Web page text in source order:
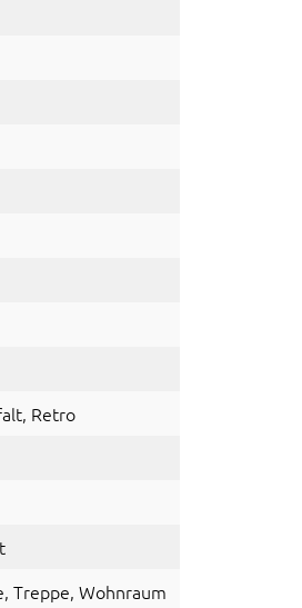
, Retro
, Treppe, Wohnraum